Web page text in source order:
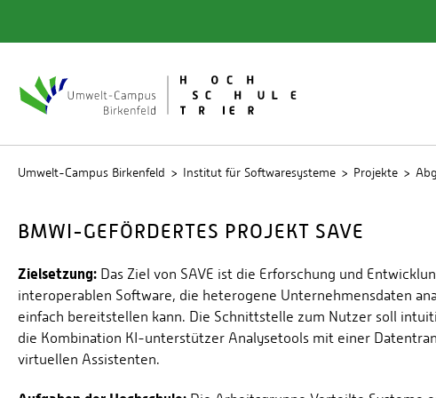
Umwelt-Campus Birkenfeld Institut für Softwaresysteme Projekte
BMWI-GEFÖRDERTES PROJEKT SAVE
Zielsetzung: Das Ziel von SAVE ist die Erforschung und
interoperablen Software, die heterogene Unternehmensdaten
einfach bereitstellen kann. Die Schnittstelle zum Nutzer soll
die Kombination KI-unterstützer Analysetools mit einer
virtuellen Assistenten.